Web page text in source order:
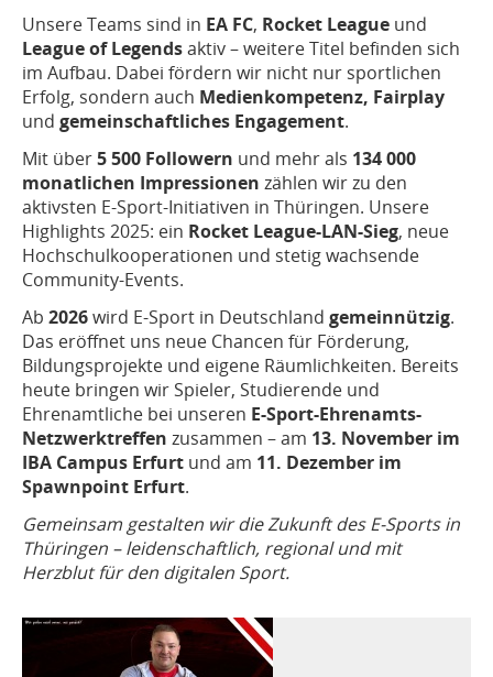
Unsere Teams sind in EA FC, Rocket League und
League of Legendsaktiv – weitere Titel befinden sich
im Aufbau. Dabei fördern wir nicht nur sportlichen
Erfolg, sondern auch Medienkompetenz, Fairplay
und gemeinschaftliches Engagement.
Mit über5 500 Followern und mehr als 134 000
monatlichen Impressionen zählen wir zu den
aktivsten E-Sport-Initiativen in Thüringen. Unsere
Highlights 2025: ein Rocket League-LAN-Sieg, neue
Hochschulkooperationen und stetig wachsende
Community-Events.
Ab 2026wird E-Sport in Deutschland gemeinnützig.
Das eröffnet uns neue Chancen für Förderung,
Bildungsprojekte und eigene Räumlichkeiten. Bereits
heute bringen wir Spieler, Studierende und
Ehrenamtliche bei unseren E-Sport-Ehrenamts-
Netzwerktreffen zusammen – am 13. November im
IBA Campus Erfurt und am 11. Dezember im
Spawnpoint Erfurt.
Gemeinsam gestalten wir die Zukunft des E-Sports in
Thüringen – leidenschaftlich, regional und mit
Herzblut für den digitalen Sport.